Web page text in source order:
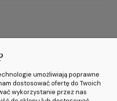
5.0 (5000+
4.9/5.0 (120+
umożliwiają poprawne
dostosować ofertę do Twoich
wykorzystanie przez nas